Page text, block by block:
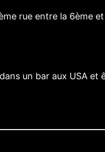
rue entre la 6ème
un bar aux USA